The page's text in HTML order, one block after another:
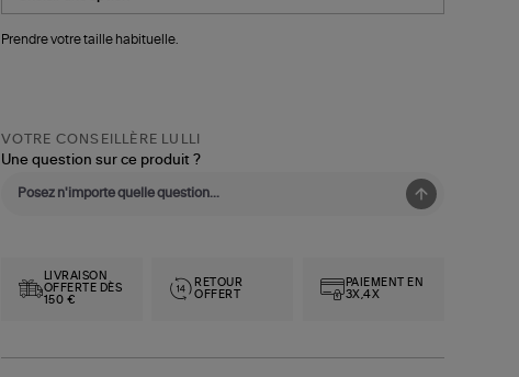
Prendre votre taille habituelle.
VOTRE CONSEILLÈRE LULLI
Une question sur ce produit ?
LIVRAISON
OFFERTE DÈS
150 €
RETOUR
OFFERT
PAIEMENT EN
3X,4X